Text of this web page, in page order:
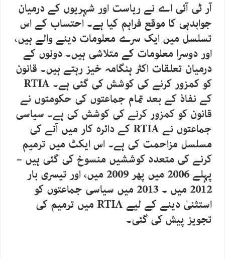
آر ٹی آئی اے نے ریاست اور شہریوں کے درمیان
جوابدہی کا موقع فراہم کیا ہے۔ احتساب کے اس
تسلسل میں ایک سرے معلومات دینے والے ہیں،
اور دوسرا معلومات کے متلاشی ہیں۔ دونوں کے
درمیان تعلقات اکثر ہنگامہ خیز رہتے ہیں۔ قانون
کو کمزور کرنے کی کوشش کی گئی ہے۔ RTIA
کے نفاذ کے بعد تمام جماعتوں کی حکومتوں نے
قانون کو کمزور کرنے کی کوشش کی ہے۔ سیاسی
جماعتوں نے RTIA کے دائرہ کار میں آنے کی
مسلسل مزاحمت کی ہے۔ اس ایکٹ میں ترمیم
کرنے کی متعدد کوششیں منسوخ کی گئی ہیں –
پہلے 2006 میں پھر 2009 میں، اور تیسری بار
2012 میں ۔ 2013 میں سیاسی جماعتوں کو
استثنیٰ دینے کے لیے RTIA میں ترمیم کی
تجویز پیش کی گئی۔